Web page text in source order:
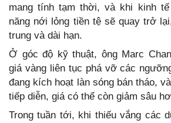
mang tính tạm thời, và khi kinh
năng nới lỏng tiền tệ sẽ quay trở
trung và dài hạn.
Ở góc độ kỹ thuật, ông Marc
giá vàng liên tục phá vỡ các
đang kích hoạt làn sóng bán tháo,
tiếp diễn, giá có thể còn giảm sâu
Trong tuần tới, khi thiếu vắng các